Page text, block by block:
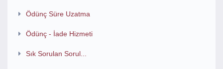
Ödünç Süre Uzatma
Ödünç - İade Hizmeti
Sık Sorulan Sorul...